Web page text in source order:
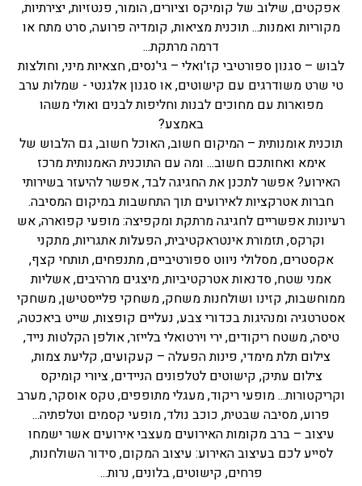
אפקטים, שילוב של קומיקס וציורים, הומור, פנטזיות, יצירתיות,
מקוריות ואמנות... תוכנית מציאות, קומדיה פרועה, סרט מתח או
דרמה מרתקת...
לבוש – סגנון ספורטיבי קז'ואלי – גי'נסים, חצאיות מיני, וחולצות
טי שרט משודרגים עם קישוטים, או סגנון אלגנטי - שמלות ערב
מפוארות עם מחוכים לבנות וחליפות לבנים ואולי משהו
באמצע?
תוכנית אומנותית – המיקום חשוב, האוכל חשוב, גם הלבוש של
אימא ואחותכם חשוב... ומה עם התוכנית האמנותית מרכז
האירוע? אפשר לתכנן את החגיגה לבד, אפשר להיעזר בשירותי
חברות אטרקציות לאירועים תוך התחשבות במיקום המסיבה.
רעיונות אפשריים לחגיגה מרתקת ומקפיצה: מופעי קפוארה, אש
וקרקס, תזמורת אינטראקטיבית, הפעלות אתגריות, מתקני
אקסטרים, מסלולי ניווט ספורטיביים, מתנפחים, תותחי קצף,
אמני שטח, סדנאות אטרקטיביות, מיצגים מרהיבים, אשליות
ממוחשבות, קזינו ושולחנות משחק, משחקי פלייסטישן, משחקי
אסטרטגיה ומנהיגות בכדורי צבע, נעליים קופצות, שייט ביאכטה,
טיסה, משטח ריקודים, ירי וירטואלי בלייזר, אולפן הקלטות נייד,
צילום תלת מימדי, פינות הפעלה – קעקועים, קליעת צמות,
צילום עתיק, קישוטים לטלפונים הניידים, ציורי קומיקס
וקריקטורות... מופעי ריקוד, מעגלי מתופפים, טקס אוסקר, מערב
פרוע, מסיבה שבטית, כוכב נולד, מופעי קסמים וטלפתיה...
עיצוב – ברב מקומות האירועים מעצבי אירועים אשר ישמחו
לסייע לכם בעיצוב האירוע: עיצוב המקום, סידור השולחנות,
פרחים, קישוטים, בלונים, נרות...